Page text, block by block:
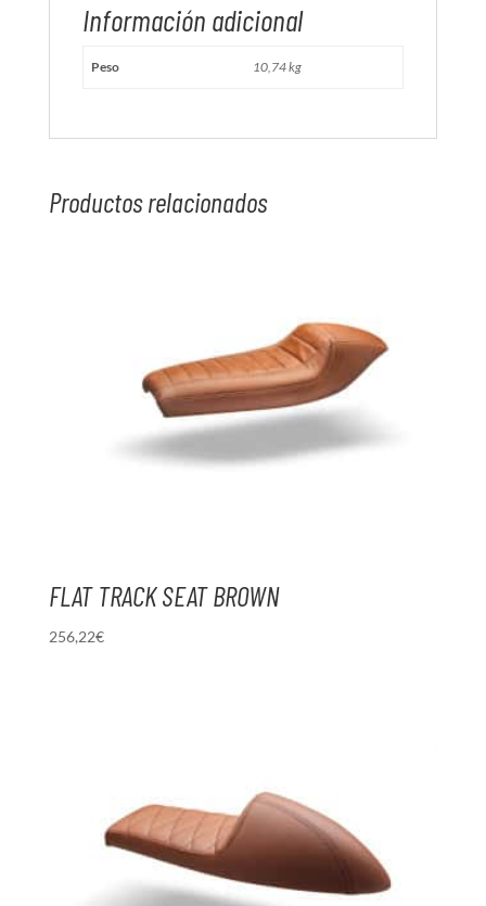
Información adicional
Peso 10,74 kg
Productos relacionados
FLAT TRACK SEAT BROWN
256,22€